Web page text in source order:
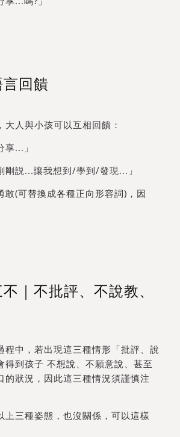
回饋
大人與小孩可以互相回饋：
享...」
剛説...讓我想到/學到/發現...」
敢(可替換成各種正向形容詞)，因
｜不批評、不說教、
程中，若出現這三種情形「批評、說
得到孩子 不想說、不願意說、甚至
的狀況，因此這三種情況須謹慎注
上三種姿態，也沒關係，可以這樣